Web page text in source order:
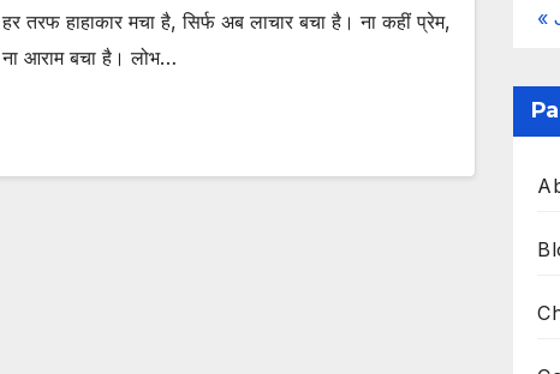
हर तरफ हाहाकार मचा है, सिर्फ अब लाचार बचा है। ना कहीं प्रेम,
ना आराम बचा है। लोभ…
«